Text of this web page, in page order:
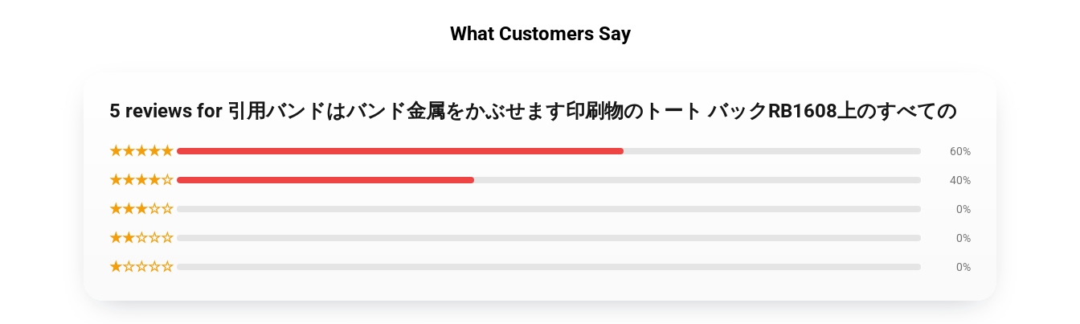
What Customers Say
5 reviews for 引用バンドはバンド金属をかぶせます印刷物のトート バックRB1608上のすべての
★★★★★ 60%
★★★★☆ 40%
★★★☆☆ 0%
★★☆☆☆ 0%
★☆☆☆☆ 0%